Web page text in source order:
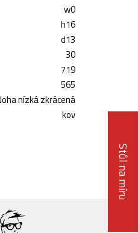
Stůl na míru
w0
h16
d13
30
719
565
nízká zkrácená
kov